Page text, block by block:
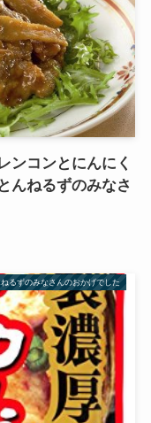
ンコンとにんにく
んねるずのみなさ
るずのみなさんのおかげでした